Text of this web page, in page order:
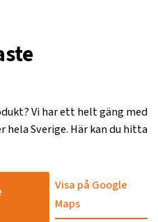
Vi har ett helt gäng med
hela Sverige. Här kan du hitta
Visa på Google
Maps